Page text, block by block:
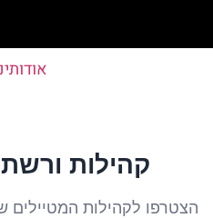
קהילות
הצטרפו לקהילות המטיילים